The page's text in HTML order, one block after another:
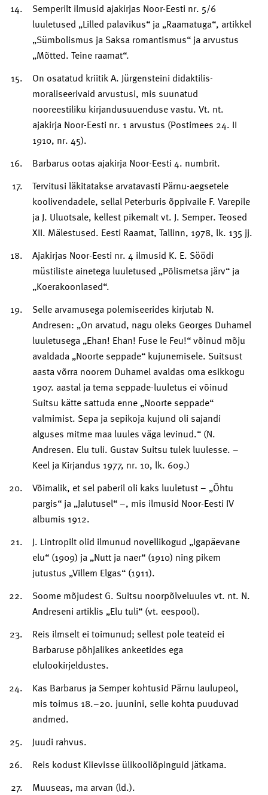
Semperilt ilmusid ajakirjas Noor-Eesti nr. 5/6
luuletused „Lilled palavikus“ ja „Raamatuga“, artikkel
„Sümbolismus ja Saksa romantismus“ ja arvustus
„Mõtted. Teine raamat“.
On osatatud kriitik A. Jürgensteini didaktilis-
moraliseerivaid arvustusi, mis suunatud
nooreestiliku kirjandusuuenduse vastu. Vt. nt.
ajakirja Noor-Eesti nr. 1 arvustus (Postimees 24. II
1910, nr. 45).
Barbarus ootas ajakirja Noor-Eesti 4. numbrit.
Tervitusi läkitatakse arvatavasti Pärnu-aegsetele
koolivendadele, sellal Peterburis õppivaile F. Varepile
ja J. Uluotsale, kellest pikemalt vt. J. Semper. Teosed
XII. Mälestused. Eesti Raamat, Tallinn, 1978, lk. 135 jj.
Ajakirjas Noor-Eesti nr. 4 ilmusid K. E. Söödi
müstiliste ainetega luuletused „Põlismetsa järv“ ja
„Koerakoonlased“.
Selle arvamusega polemiseerides kirjutab N.
Andresen: „On arvatud, nagu oleks Georges Duhamel
luuletusega „Ehan! Ehan! Fuse le Feu!“ võinud mõju
avaldada „Noorte seppade“ kujunemisele. Suitsust
aasta võrra noorem Duhamel avaldas oma esikkogu
1907. aastal ja tema seppade-luuletus ei võinud
Suitsu kätte sattuda enne „Noorte seppade“
valmimist. Sepa ja sepikoja kujund oli sajandi
alguses mitme maa luules väga levinud.“ (N.
Andresen. Elu tuli. Gustav Suitsu tulek luulesse. –
Keel ja Kirjandus 1977, nr. 10, lk. 609.)
Võimalik, et sel paberil oli kaks luuletust – „Õhtu
pargis“ ja „Jalutusel“ –, mis ilmusid Noor-Eesti IV
albumis 1912.
J. Lintropilt olid ilmunud novellikogud „Igapäevane
elu“ (1909) ja „Nutt ja naer“ (1910) ning pikem
jutustus „Villem Elgas“ (1911).
Soome mõjudest G. Suitsu noorpõlveluules vt. nt. N.
Andreseni artiklis „Elu tuli“ (vt. eespool).
Reis ilmselt ei toimunud; sellest pole teateid ei
Barbaruse põhjalikes ankeetides ega
elulookirjeldustes.
Kas Barbarus ja Semper kohtusid Pärnu laulupeol,
mis toimus 18.–20. juunini, selle kohta puuduvad
andmed.
Juudi rahvus.
Reis kodust Kiievisse ülikooliõpinguid jätkama.
Muuseas, ma arvan (ld.).